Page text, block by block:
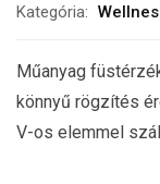
Kategória:
Műanyag
könnyű rögzítés
V-os elemmel